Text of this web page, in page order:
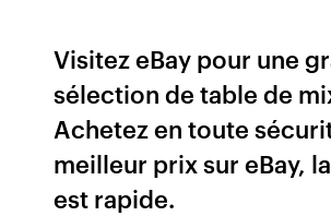
Visitez eBay pour une
sélection de table de
Achetez en toute
meilleur prix sur eBay,
est rapide.